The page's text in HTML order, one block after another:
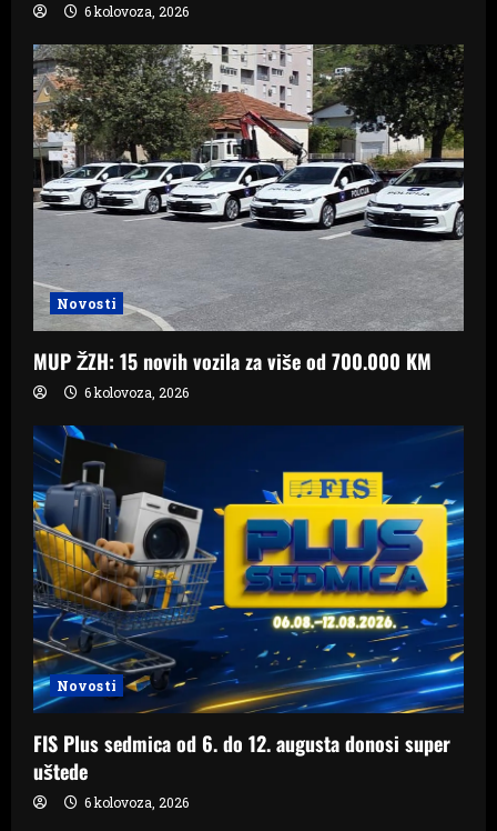
6 kolovoza, 2026
Novosti
MUP ŽZH: 15 novih vozila za više od 700.000 KM
6 kolovoza, 2026
Novosti
FIS Plus sedmica od 6. do 12. augusta donosi super
uštede
6 kolovoza, 2026